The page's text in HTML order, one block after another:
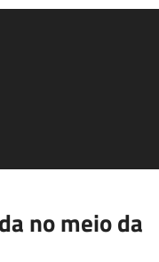
no meio da